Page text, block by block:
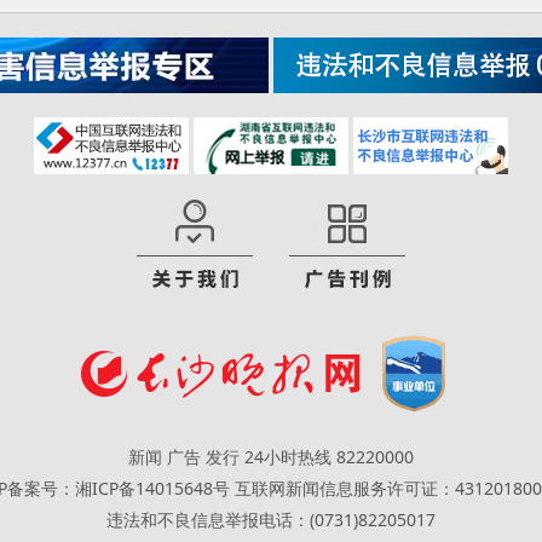
新闻 广告 发行 24小时热线 82220000
备案号：湘ICP备14015648号 互联网新闻信息服务许可证：
违法和不良信息举报电话：(0731)82205017